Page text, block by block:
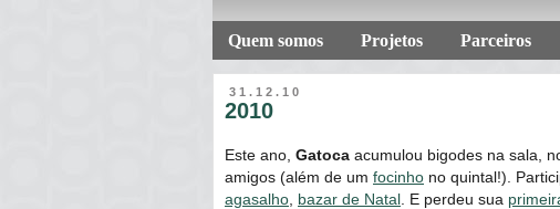
Quem somos Projetos Parceiros
31.12.10
2010
Este ano, Gatoca acumulou bigodes na sala,
amigos (além de um focinho no quintal!).
agasalho bazar de Natal . E perdeu sua